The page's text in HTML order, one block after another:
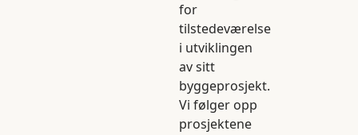
for
tilstedeværelse
i utviklingen
av sitt
byggeprosjekt.
Vi følger opp
prosjektene